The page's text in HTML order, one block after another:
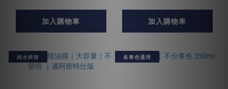
加入購物車 加入購物車
純水科技 各車色通用